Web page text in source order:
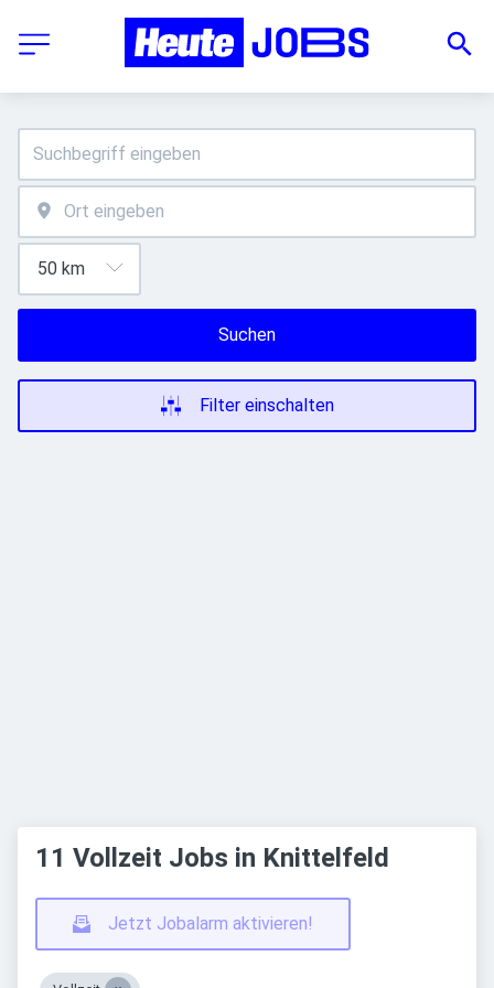
Suchen
Filter einschalten
11 Vollzeit Jobs in Knittelfeld
Jetzt Jobalarm aktivieren!